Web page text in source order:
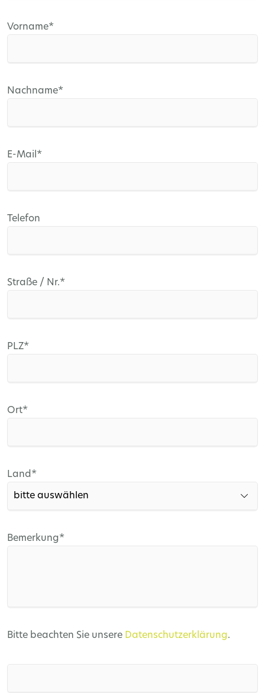
Pflichtfeld
Vorname*
Pflichtfeld
Nachname*
Pflichtfeld
E-Mail*
Telefon
Pflichtfeld
Straße / Nr.*
Pflichtfeld
PLZ*
Pflichtfeld
Ort*
Pflichtfeld
Land*
Pflichtfeld
Bemerkung*
Bitte beachten Sie unsere Datenschutzerklärung.